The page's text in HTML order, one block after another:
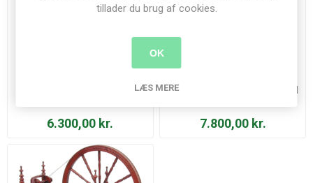
Kromski Minstrel - Lakeret
6.300,00 kr.
Kromski Symphony - Valnød
7.800,00 kr.
tillader du brug af cookies.
OK
LÆS MERE